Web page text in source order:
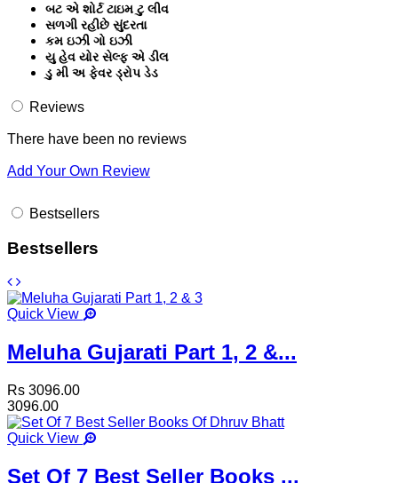
બટ એ શોર્ટ ટાઇમ ટુ લીવ
સળગી રહીછે સુંદરતા
કમ ઇઝી ગો ઇઝી
યુ હેવ યોર સેલ્ફ એ ડીલ
ડુ મી અ ફેવર ડ્રોપ ડેડ
Reviews
There have been no reviews
Add Your Own Review
Bestsellers
Bestsellers
Quick View
Meluha Gujarati Part 1, 2 &...
Rs 3096.00
3096.00
Quick View
Set Of 7 Best Seller Books ...